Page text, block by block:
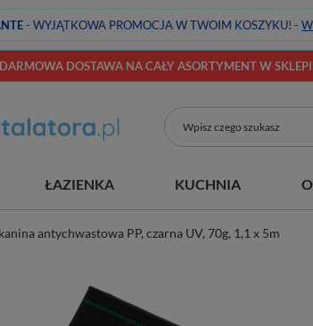
- WYJĄTKOWA PROMOCJA W TWOIM KOSZYKU! -
DARMOWA DOSTAWA NA CAŁY ASORTYMENT W
ŁAZIENKA KUCHNIA
antychwastowa PP, czarna UV, 70g, 1,1 x 5m